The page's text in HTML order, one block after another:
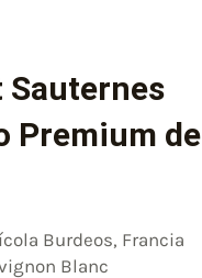
Sauternes
Premium de
Burdeos, Francia
Blanc